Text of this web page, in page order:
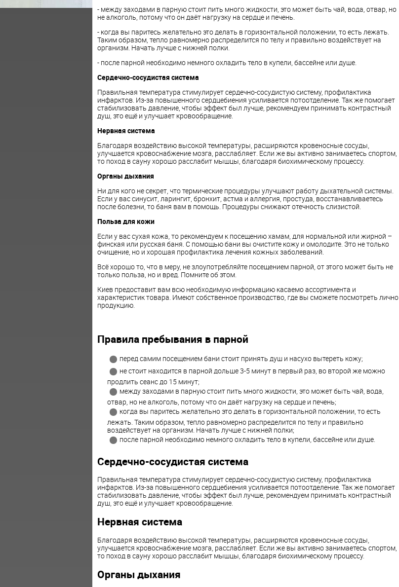
- между заходами в парную стоит пить много жидкости, это может быть чай, вода, отвар, но
не алкоголь, потому что он даёт нагрузку на сердце и печень.
- когда вы паритесь желательно это делать в горизонтальной положении, то есть лежать.
Таким образом, тепло равномерно распределится по телу и правильно воздействует на
организм. Начать лучше с нижней полки.
- после парной необходимо немного охладить тело в купели, бассейне или душе.
Сердечно-сосудистая система
Правильная температура стимулирует сердечно-сосудистую систему, профилактика
инфарктов. Из-за повышенного сердцебиения усиливается потоотделение. Так же помогает
стабилизовать давление, чтобы эффект был лучше, рекомендуем принимать контрастный
душ, это ещё и улучшает кровообращение.
Нервная система
Благодаря воздействию высокой температуры, расширяются кровеносные сосуды,
улучшается кровоснабжение мозга, расслабляет. Если же вы активно занимаетесь спортом,
то поход в сауну хорошо расслабит мышцы, благодаря биохимическому процессу.
Органы дыхания
Ни для кого не секрет, что термические процедуры улучшают работу дыхательной системы.
Если у вас синусит, ларингит, бронхит, астма и аллергия, простуда, восстанавливаетесь
после болезни, то баня вам в помощь. Процедуры снижают отечность слизистой.
Польза для кожи
Если у вас сухая кожа, то рекомендуем к посещению хамам, для нормальной или жирной –
финская или русская баня. С помощью бани вы очистите кожу и омолодите. Это не только
очищение, но и хорошая профилактика лечения кожных заболеваний.
Всё хорошо то, что в меру, не злоупотребляйте посещением парной, от этого может быть не
только польза, но и вред. Помните об этом.
Киев предоставит вам всю необходимую информацию касаемо ассортимента и
характеристик товара. Имеют собственное производство, где вы сможете посмотреть лично
продукцию.
Правила пребывания в парной
перед самим посещением бани стоит принять душ и насухо вытереть кожу;
не стоит находится в парной дольше 3-5 минут в первый раз, во второй же можно
продлить сеанс до 15 минут;
между заходами в парную стоит пить много жидкости, это может быть чай, вода,
отвар, но не алкоголь, потому что он даёт нагрузку на сердце и печень;
когда вы паритесь желательно это делать в горизонтальной положении, то есть
лежать. Таким образом, тепло равномерно распределится по телу и правильно
воздействует на организм. Начать лучше с нижней полки;
после парной необходимо немного охладить тело в купели, бассейне или душе.
Сердечно-сосудистая система
Правильная температура стимулирует сердечно-сосудистую систему, профилактика
инфарктов. Из-за повышенного сердцебиения усиливается потоотделение. Так же помогает
стабилизовать давление, чтобы эффект был лучше, рекомендуем принимать контрастный
душ, это ещё и улучшает кровообращение.
Нервная система
Благодаря воздействию высокой температуры, расширяются кровеносные сосуды,
улучшается кровоснабжение мозга, расслабляет. Если же вы активно занимаетесь спортом,
то поход в сауну хорошо расслабит мышцы, благодаря биохимическому процессу.
Органы дыхания